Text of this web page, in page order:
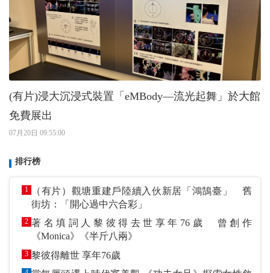
(有片)浸大沉浸式裝置「eMBody—流光起舞」於大館
免費展出
07月20日 09:55:00
排行榜
1
（有片）觀塘重建戶陸續入伙新居「鴻鵠臺」 舊
街坊：「開心過中六合彩」
2 著名填詞人黎彼得去世享年76歲 曾創作
《Monica》《半斤八兩》
3 黎彼得離世 享年76歲